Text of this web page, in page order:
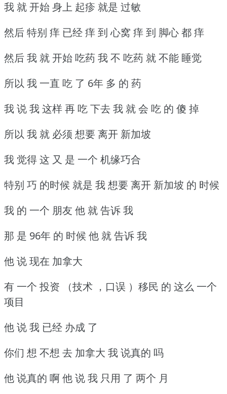
我 就 开始 身上 起疹 就是 过敏
然后 特别 痒 已经 痒 到 心窝 痒 到 脚心 都 痒
然后 我 就 开始 吃药 我 不 吃药 就 不能 睡觉
所以 我 一直 吃 了 6年 多 的 药
我 说 我 这样 再 吃 下去 我 就 会 吃 的 傻 掉
所以 我 就 必须 想要 离开 新加坡
我 觉得 这 又 是 一个 机缘巧合
特别 巧 的时候 就是 我 想要 离开 新加坡 的 时候
我 的 一个 朋友 他 就 告诉 我
那 是 96年 的 时候 他 就 告诉 我
他 说 现在 加拿大
有 一个 投资 （技术 ，口误 ）移民 的 这么 一个
项目
他 说 我 已经 办成 了
你们 想 不想 去 加拿大 我 说真的 吗
他 说真的 啊 他 说 我 只用 了 两个 月